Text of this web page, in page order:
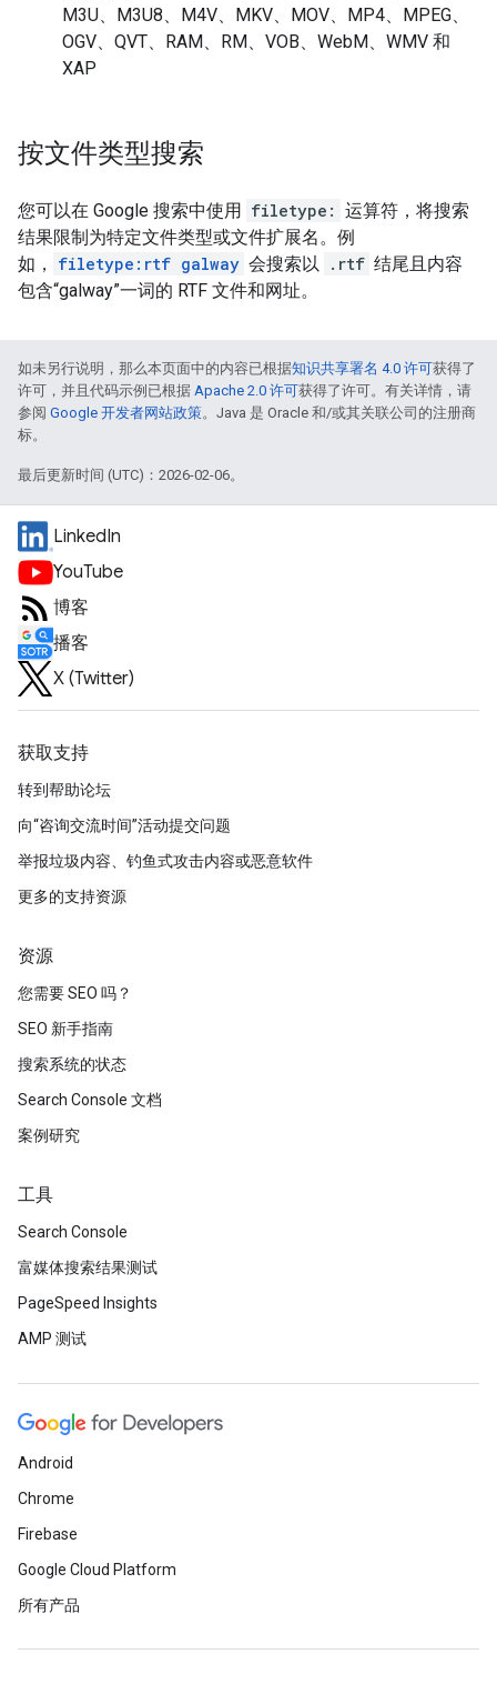
M3U、M3U8、M4V、MKV、MOV、MP4、MPEG、
OGV、QVT、RAM、RM、VOB、WebM、WMV 和
XAP
按文件类型搜索
您可以在 Google 搜索中使用 filetype: 运算符，将搜索
结果限制为特定文件类型或文件扩展名。例
如，
filetype:rtf galway 会搜索以 .rtf 结尾且内容
包含“galway”一词的 RTF 文件和网址。
如未另行说明，那么本页面中的内容已根据知识共享署名 4.0 许可获得了
许可，并且代码示例已根据 Apache 2.0 许可获得了许可。有关详情，请
参阅 Google 开发者网站政策。Java 是 Oracle 和/或其关联公司的注册商
标。
最后更新时间 (UTC)：2026-02-06。
LinkedIn
YouTube
博客
播客
X (Twitter)
获取支持
转到帮助论坛
向“咨询交流时间”活动提交问题
举报垃圾内容、钓鱼式攻击内容或恶意软件
更多的支持资源
资源
您需要 SEO 吗？
SEO 新手指南
搜索系统的状态
Search Console 文档
案例研究
工具
Search Console
富媒体搜索结果测试
PageSpeed Insights
AMP 测试
Android
Chrome
Firebase
Google Cloud Platform
所有产品